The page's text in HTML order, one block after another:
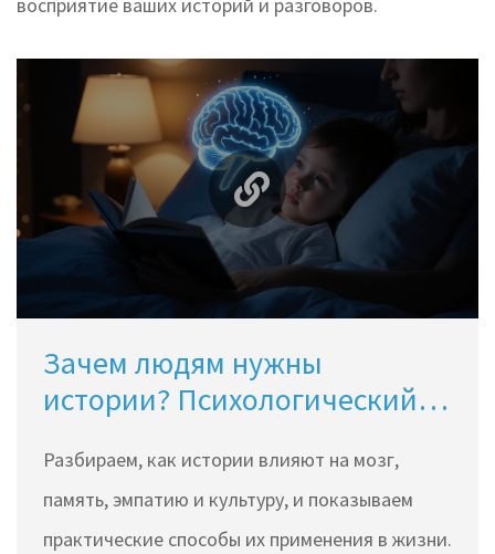
Зачем людям нужны
истории? Психологический
Разбираем, как истории влияют на мозг,
память, эмпатию и культуру, и показываем
практические способы их применения в жизни.